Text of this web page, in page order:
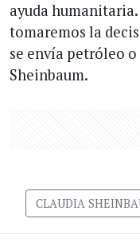
ayuda
tomaremos la
se envía petróleo
Sheinbaum.
CLAUDIA